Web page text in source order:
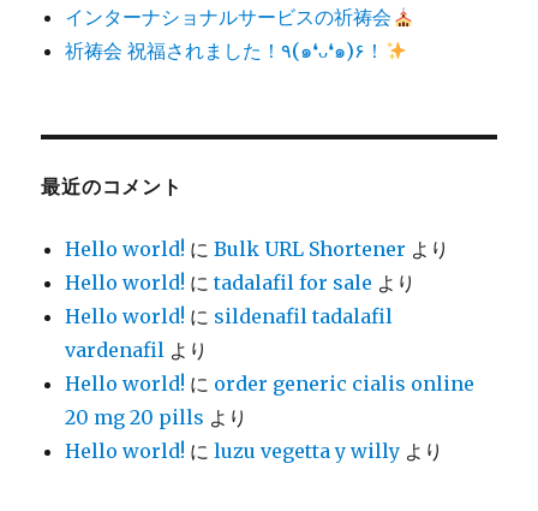
インターナショナルサービスの祈祷会
祈祷会 祝福されました！٩(๑❛ᴗ❛๑)۶！
最近のコメント
Hello world! にBulk URL Shortener より
Hello world! にtadalafil for sale より
Hello world! に sildenafil tadalafil
vardenafil より
Hello world! に order generic cialis online
20 mg 20 pills より
Hello world! にluzu vegetta y willy より